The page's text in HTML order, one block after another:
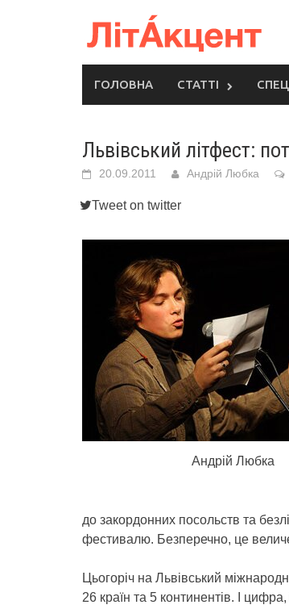
ГОЛОВНА СТАТТІ
Львівський літфест:
20.09.2011 Андрій Любка
Tweet on twitter
Андрій Любка
до закордонних посольств та
фестивалю. Безперечно, це
Цьогоріч на Львівський
26 країн та 5 континентів. І